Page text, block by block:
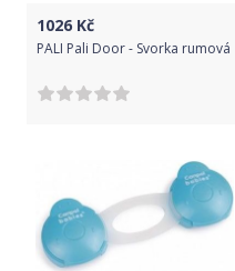
1026 Kč
PALI Pali Door - Svorka rumová